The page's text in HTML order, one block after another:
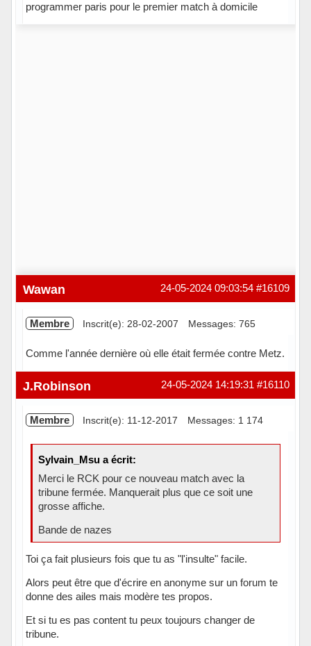
programmer paris pour le premier match à domicile
#16109
24-05-2024 09:03:54
Wawan
Membre Inscrit(e): 28-02-2007 Messages: 765
Comme l'année dernière où elle était fermée contre Metz.
Hors ligne #16110
24-05-2024 14:19:31
J.Robinson
Membre Inscrit(e): 11-12-2017 Messages: 1 174
Sylvain_Msu a écrit:
Merci le RCK pour ce nouveau match avec la
tribune fermée. Manquerait plus que ce soit une
grosse affiche.
Bande de nazes
Toi ça fait plusieurs fois que tu as "l'insulte" facile.
Alors peut être que d'écrire en anonyme sur un forum te
donne des ailes mais modère tes propos.
Et si tu es pas content tu peux toujours changer de
tribune.